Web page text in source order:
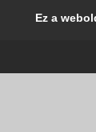
Ez a